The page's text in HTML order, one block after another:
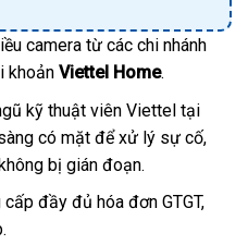
camera từ các chi nhánh
khoản Viettel Home.
kỹ thuật viên Viettel tại
có mặt để xử lý sự cố,
bị gián đoạn.
đầy đủ hóa đơn GTGT,